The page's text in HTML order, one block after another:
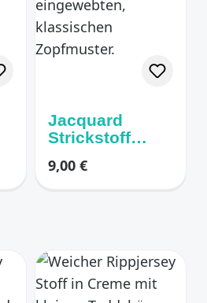
Jacquard
Strickstoff
Dunkelgrün
Regulärer Preis:
9,00 €